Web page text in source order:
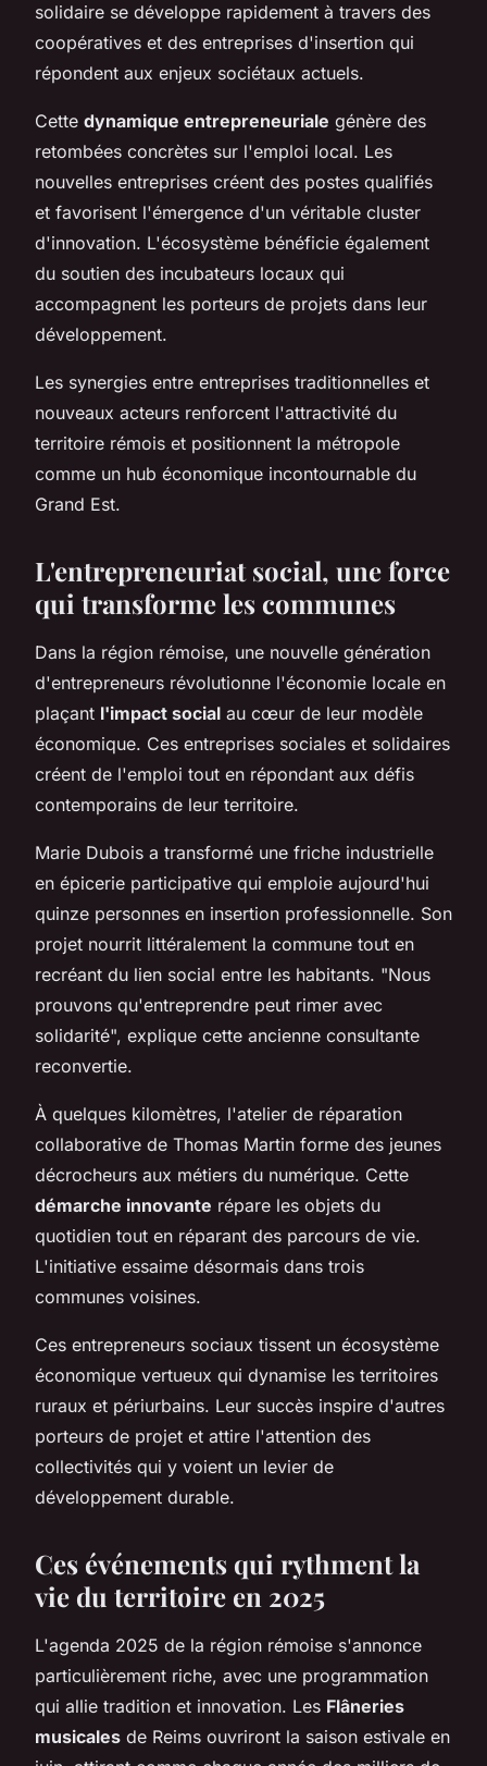
solidaire se développe rapidement à travers des
coopératives et des entreprises d'insertion qui
répondent aux enjeux sociétaux actuels.
Cette dynamique entrepreneuriale génère des
retombées concrètes sur l'emploi local. Les
nouvelles entreprises créent des postes qualifiés
et favorisent l'émergence d'un véritable cluster
d'innovation. L'écosystème bénéficie également
du soutien des incubateurs locaux qui
accompagnent les porteurs de projets dans leur
développement.
Les synergies entre entreprises traditionnelles et
nouveaux acteurs renforcent l'attractivité du
territoire rémois et positionnent la métropole
comme un hub économique incontournable du
Grand Est.
L'entrepreneuriat social, une force
qui transforme les communes
Dans la région rémoise, une nouvelle génération
d'entrepreneurs révolutionne l'économie locale en
plaçant l'impact social au cœur de leur modèle
économique. Ces entreprises sociales et solidaires
créent de l'emploi tout en répondant aux défis
contemporains de leur territoire.
Marie Dubois a transformé une friche industrielle
en épicerie participative qui emploie aujourd'hui
quinze personnes en insertion professionnelle. Son
projet nourrit littéralement la commune tout en
recréant du lien social entre les habitants. "Nous
prouvons qu'entreprendre peut rimer avec
solidarité", explique cette ancienne consultante
reconvertie.
À quelques kilomètres, l'atelier de réparation
collaborative de Thomas Martin forme des jeunes
décrocheurs aux métiers du numérique. Cette
démarche innovante répare les objets du
quotidien tout en réparant des parcours de vie.
L'initiative essaime désormais dans trois
communes voisines.
Ces entrepreneurs sociaux tissent un écosystème
économique vertueux qui dynamise les territoires
ruraux et périurbains. Leur succès inspire d'autres
porteurs de projet et attire l'attention des
collectivités qui y voient un levier de
développement durable.
Ces événements qui rythment la
vie du territoire en 2025
L'agenda 2025 de la région rémoise s'annonce
particulièrement riche, avec une programmation
qui allie tradition et innovation. Les Flâneries
musicales de Reims ouvriront la saison estivale en